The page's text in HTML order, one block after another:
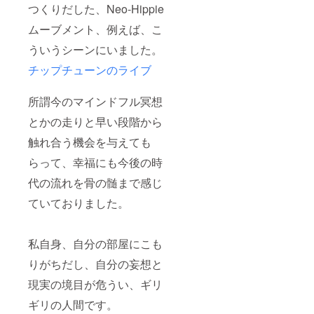
つくりだした、Neo-Hippie
ムーブメント、例えば、こ
ういうシーンにいました。
チップチューンのライブ
所謂今のマインドフル冥想
とかの走りと早い段階から
触れ合う機会を与えても
らって、幸福にも今後の時
代の流れを骨の髄まで感じ
ていておりました。
私自身、自分の部屋にこも
りがちだし、自分の妄想と
現実の境目が危うい、ギリ
ギリの人間です。